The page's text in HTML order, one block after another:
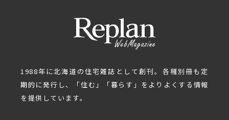
1988年に北海道の住宅雑誌として創刊。各種別冊も定
期的に発行し、「住む」「暮らす」をよりよくする情報
を提供しています。